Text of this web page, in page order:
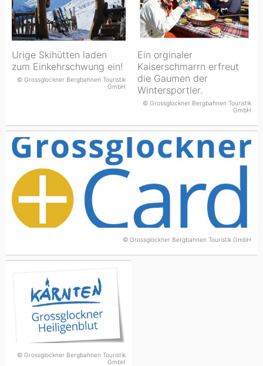
Urige Skihütten laden
zum Einkehrschwung ein!
© Grossglockner Bergbahnen Touristik
GmbH
Ein orginaler
Kaiserschmarrn erfreut
die Gaumen der
Wintersportler.
© Grossglockner Bergbahnen Touristik
GmbH
© Grossglockner Bergbahnen Touristik GmbH
© Grossglockner Bergbahnen Touristik
GmbH